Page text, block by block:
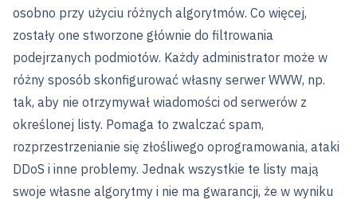
osobno przy użyciu różnych algorytmów. Co więcej,
zostały one stworzone głównie do filtrowania
podejrzanych podmiotów. Każdy administrator może w
różny sposób skonfigurować własny serwer WWW, np.
tak, aby nie otrzymywał wiadomości od serwerów z
określonej listy. Pomaga to zwalczać spam,
rozprzestrzenianie się złośliwego oprogramowania, ataki
DDoS i inne problemy. Jednak wszystkie te listy mają
swoje własne algorytmy i nie ma gwarancji, że w wyniku